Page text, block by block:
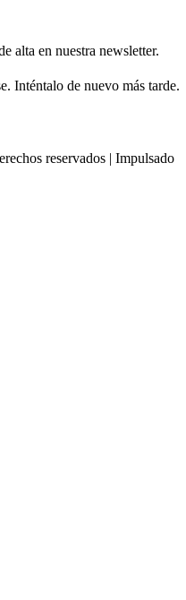
alta en nuestra newsletter.
Inténtalo de nuevo más tarde.
reservados | Impulsado